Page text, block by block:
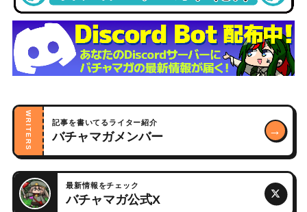
WRITERS 記事を書いてるライター紹介
バチャマガメンバー →
最新情報をチェック
バチャマガ公式X